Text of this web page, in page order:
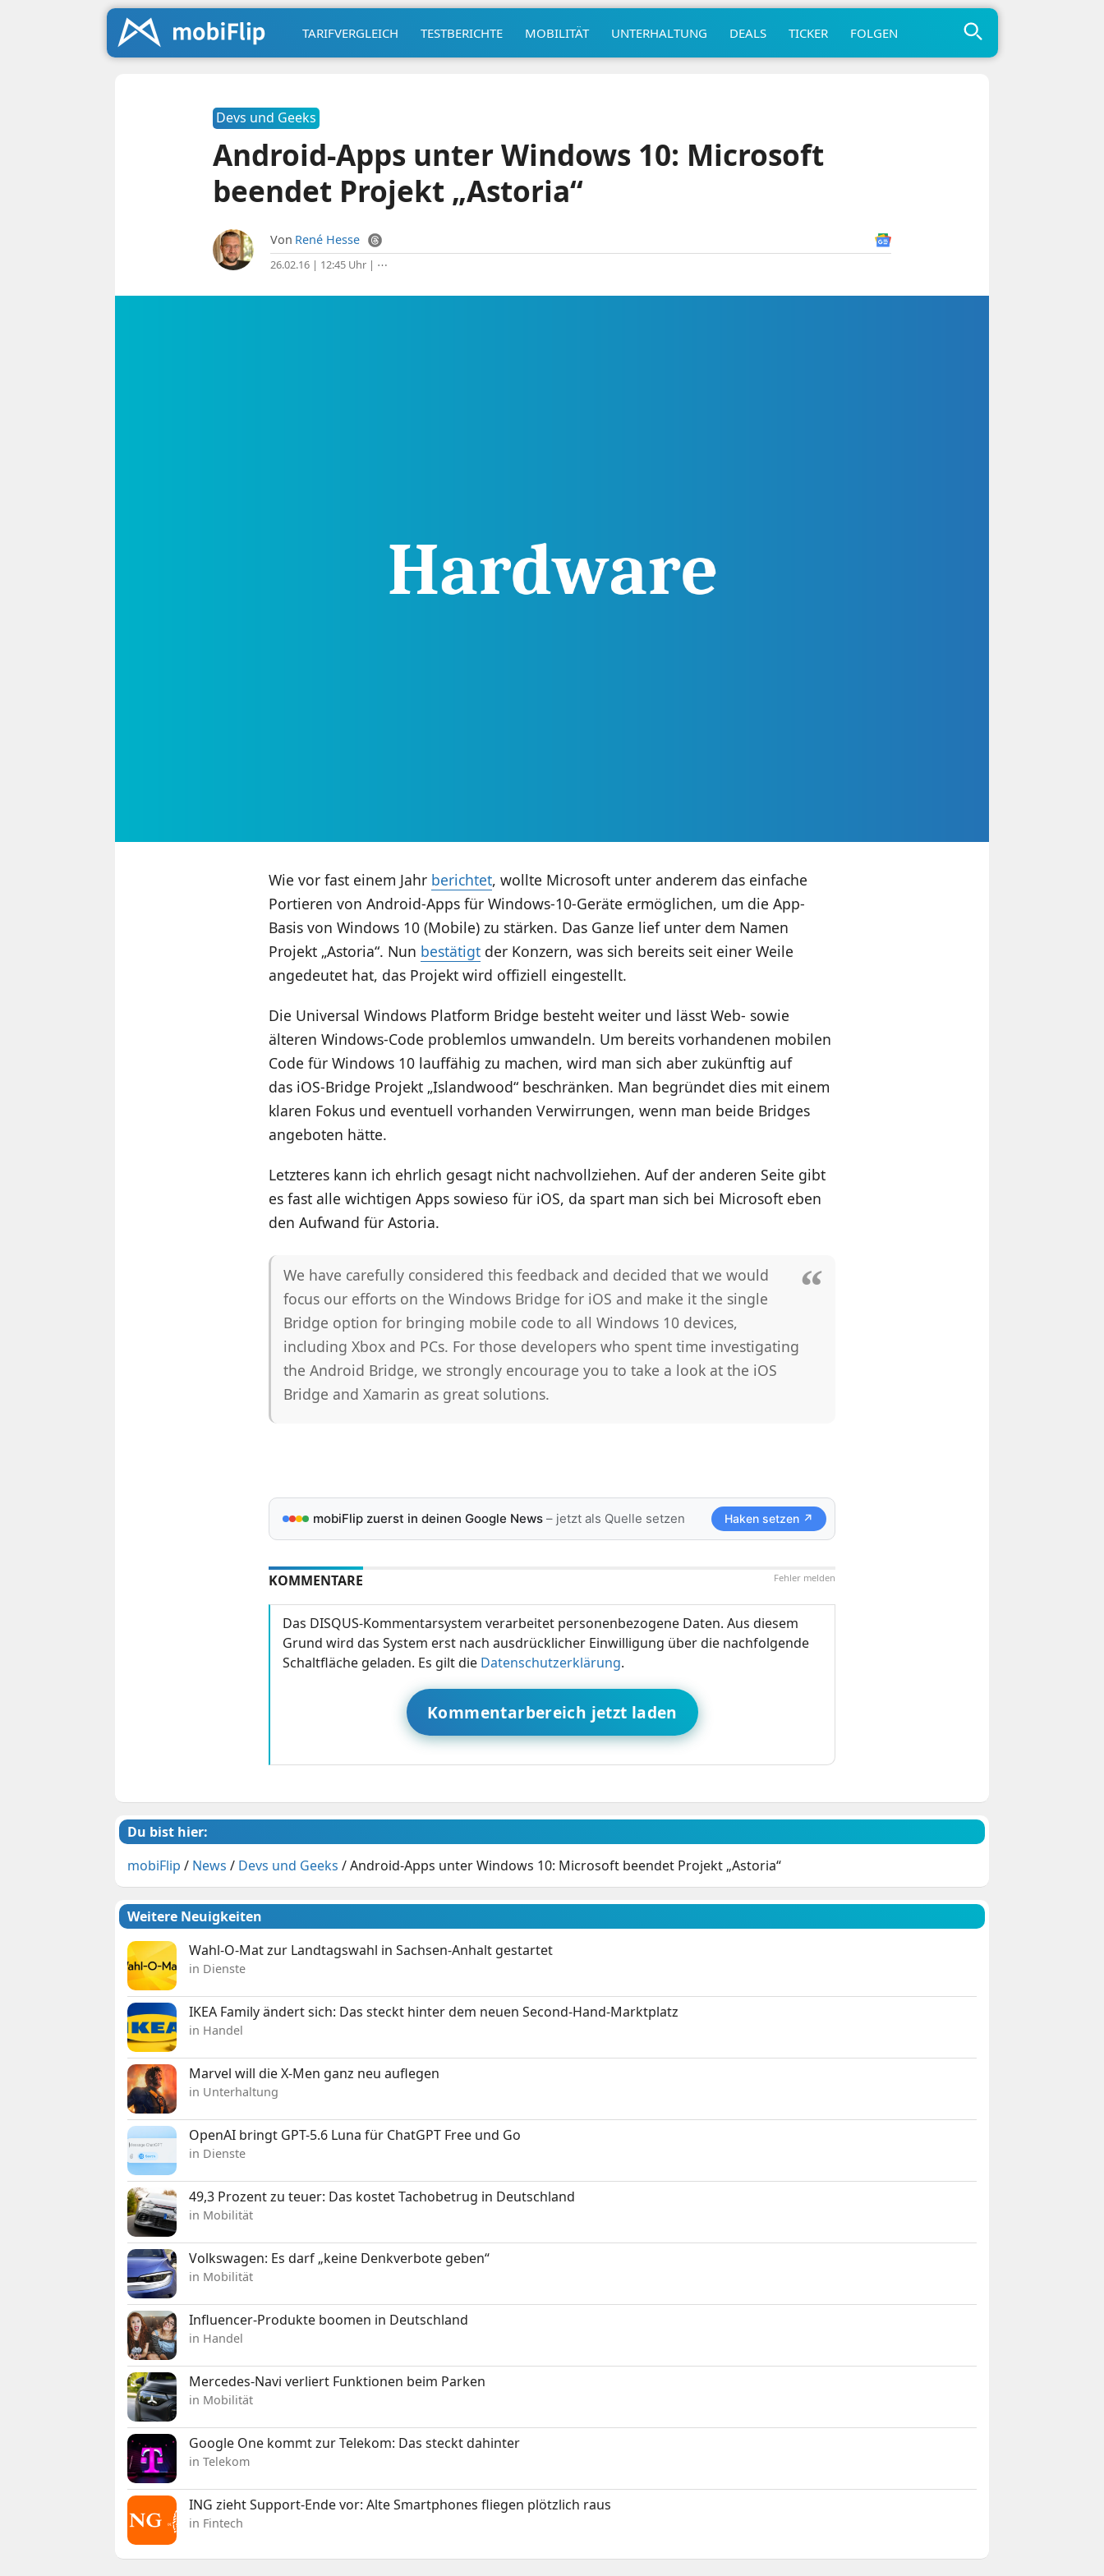
TARIFVERGLEICH TESTBERICHTE MOBILITÄT UNTERHALTUNG DEALS TICKER FOLGEN
Devs und Geeks
Android-Apps unter Windows 10: Microsoft
beendet Projekt „Astoria“
Von René Hesse
26.02.16 | 12:45 Uhr| ⋯
Wie vor fast einem Jahr berichtet, wollte Microsoft unter anderem das einfache
Portieren von Android-Apps für Windows-10-Geräte ermöglichen, um die App-
Basis von Windows 10 (Mobile) zu stärken. Das Ganze lief unter dem Namen
Projekt „Astoria“. Nun bestätigtder Konzern, was sich bereits seit einer Weile
angedeutet hat, das Projekt wird offiziell eingestellt.
Die Universal Windows Platform Bridge besteht weiter und lässt Web- sowie
älteren Windows-Code problemlos umwandeln. Um bereits vorhandenen mobilen
Code für Windows 10 lauffähig zu machen, wird man sich aber zukünftig auf
das iOS-Bridge Projekt „Islandwood“ beschränken. Man begründet dies mit einem
klaren Fokus und eventuell vorhanden Verwirrungen, wenn man beide Bridges
angeboten hätte.
Letzteres kann ich ehrlich gesagt nicht nachvollziehen. Auf der anderen Seite gibt
es fast alle wichtigen Apps sowieso für iOS, da spart man sich bei Microsoft eben
den Aufwand für Astoria.
We have carefully considered this feedback and decided that we would
focus our efforts on the Windows Bridge for iOS and make it the single
Bridge option for bringing mobile code to all Windows 10 devices,
including Xbox and PCs. For those developers who spent time investigating
the Android Bridge, we strongly encourage you to take a look at the iOS
Bridge and Xamarin as great solutions.
mobiFlip zuerst in deinen Google News– jetzt als Quelle setzen Haken setzen ↗
Fehler melden
KOMMENTARE
Das DISQUS-Kommentarsystem verarbeitet personenbezogene Daten. Aus diesem
Grund wird das System erst nach ausdrücklicher Einwilligung über die nachfolgende
Schaltfläche geladen. Es gilt die Datenschutzerklärung.
Kommentarbereich jetzt laden
Du bist hier:
mobiFlip / News / Devs und Geeks /Android-Apps unter Windows 10: Microsoft beendet Projekt „Astoria“
Weitere Neuigkeiten
Wahl-O-Mat zur Landtagswahl in Sachsen-Anhalt gestartet
in Dienste
IKEA Family ändert sich: Das steckt hinter dem neuen Second-Hand-Marktplatz
in Handel
Marvel will die X-Men ganz neu auflegen
in Unterhaltung
OpenAI bringt GPT-5.6 Luna für ChatGPT Free und Go
in Dienste
49,3 Prozent zu teuer: Das kostet Tachobetrug in Deutschland
in Mobilität
Volkswagen: Es darf „keine Denkverbote geben“
in Mobilität
Influencer-Produkte boomen in Deutschland
in Handel
Mercedes-Navi verliert Funktionen beim Parken
in Mobilität
Google One kommt zur Telekom: Das steckt dahinter
in Telekom
ING zieht Support-Ende vor: Alte Smartphones fliegen plötzlich raus
in Fintech